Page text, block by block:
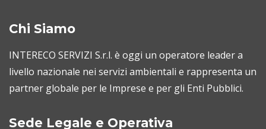
Chi Siamo
INTERECO SERVIZI S.r.l. è oggi un operatore leader a
livello nazionale nei servizi ambientali e rappresenta un
partner globale per le Imprese e per gli Enti Pubblici.
Sede Legale e Operativa